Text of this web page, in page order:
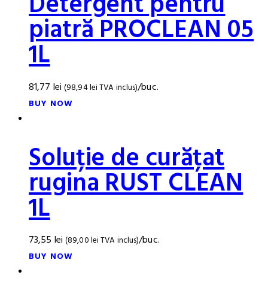
piatră PROCLEAN 05
1L
81,77 lei (98,94lei TVA inclus)/buc.
BUY NOW
Soluție de curățat
rugina RUST CLEAN
1L
73,55 lei (89,00 lei TVA inclus)/buc.
BUY NOW